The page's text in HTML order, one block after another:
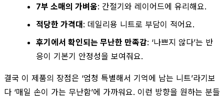
7부 소매의 가벼움: 간절기와 레이어드에 유리해요.
적당한 가격대: 데일리용 니트로 부담이 적어요.
후기에서 확인되는 무난한 만족감: ‘나쁘지 않다’는 반
응이 기본기 안정성을 보여줘요.
결국 이 제품의 장점은 ‘엄청 특별해서 기억에 남는 니트’라기보
다 ‘매일 손이 가는 무난함’에 가까워요. 이런 방향을 원하는 분들